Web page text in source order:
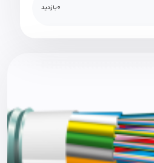
0بازدید